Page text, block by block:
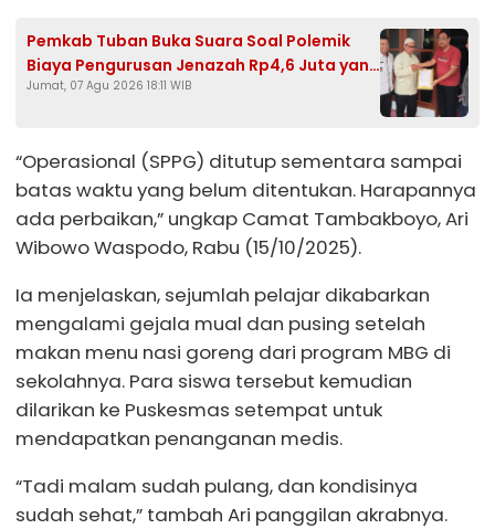
Pemkab Tuban Buka Suara Soal Polemik
Biaya Pengurusan Jenazah Rp4,6 Juta yang
Ramai di Media Sosial
Jumat, 07 Agu 2026 18:11 WIB
“Operasional (SPPG) ditutup sementara sampai
batas waktu yang belum ditentukan. Harapannya
ada perbaikan,” ungkap Camat Tambakboyo, Ari
Wibowo Waspodo, Rabu (15/10/2025).
Ia menjelaskan, sejumlah pelajar dikabarkan
mengalami gejala mual dan pusing setelah
makan menu nasi goreng dari program MBG di
sekolahnya. Para siswa tersebut kemudian
dilarikan ke Puskesmas setempat untuk
mendapatkan penanganan medis.
“Tadi malam sudah pulang, dan kondisinya
sudah sehat,” tambah Ari panggilan akrabnya.